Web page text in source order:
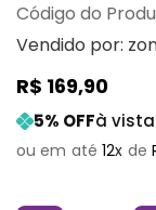
Vendido por:
R$ 169,90
5% OFFà vista
12